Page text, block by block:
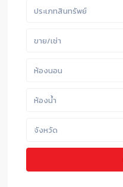
ประเภทสินทรัพย์
ขาย/เช่า
ห้องนอน
ห้องน้ำ
จังหวัด